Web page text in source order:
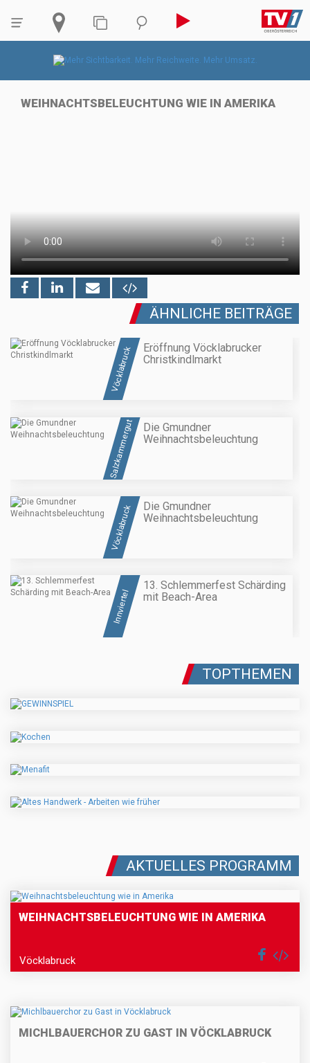
WEIHNACHTSBELEUCHTUNG WIE IN AMERIKA
ÄHNLICHE BEITRÄGE
Vöcklabruck
Eröffnung Vöcklabrucker
Christkindlmarkt
Salzkammergut
Die Gmundner
Weihnachtsbeleuchtung
Vöcklabruck
Die Gmundner
Weihnachtsbeleuchtung
Innviertel
13. Schlemmerfest Schärding
mit Beach-Area
TOPTHEMEN
AKTUELLES PROGRAMM
WEIHNACHTSBELEUCHTUNG WIE IN AMERIKA
Vöcklabruck
MICHLBAUERCHOR ZU GAST IN VÖCKLABRUCK